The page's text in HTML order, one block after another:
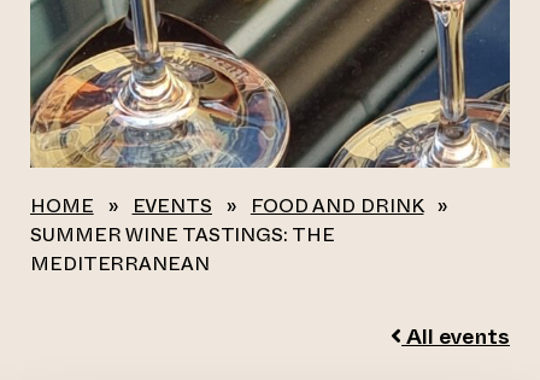
HOME » EVENTS » FOOD AND DRINK »
SUMMER WINE TASTINGS: THE
MEDITERRANEAN
All events